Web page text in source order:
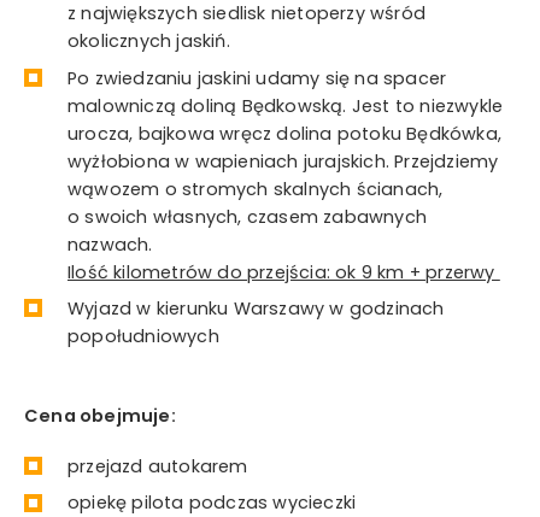
z największych siedlisk nietoperzy wśród
okolicznych jaskiń.
Po zwiedzaniu jaskini udamy się na spacer
malowniczą doliną Będkowską. Jest to niezwykle
urocza, bajkowa wręcz dolina potoku Będkówka,
wyżłobiona w wapieniach jurajskich. Przejdziemy
wąwozem o stromych skalnych ścianach,
o swoich własnych, czasem zabawnych
nazwach.
Ilość kilometrów do przejścia: ok 9 km + przerwy
Wyjazd w kierunku Warszawy w godzinach
popołudniowych
Cena obejmuje:
przejazd autokarem
opiekę pilota podczas wycieczki